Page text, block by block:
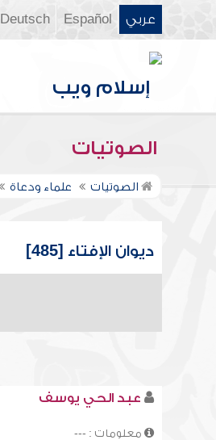
عربي Español
Deutsch
الصوتيات
الصوتيات علماء ودعاة
ديوان الإفتاء [485]
عبد الحي يوسف
معلومات : ---